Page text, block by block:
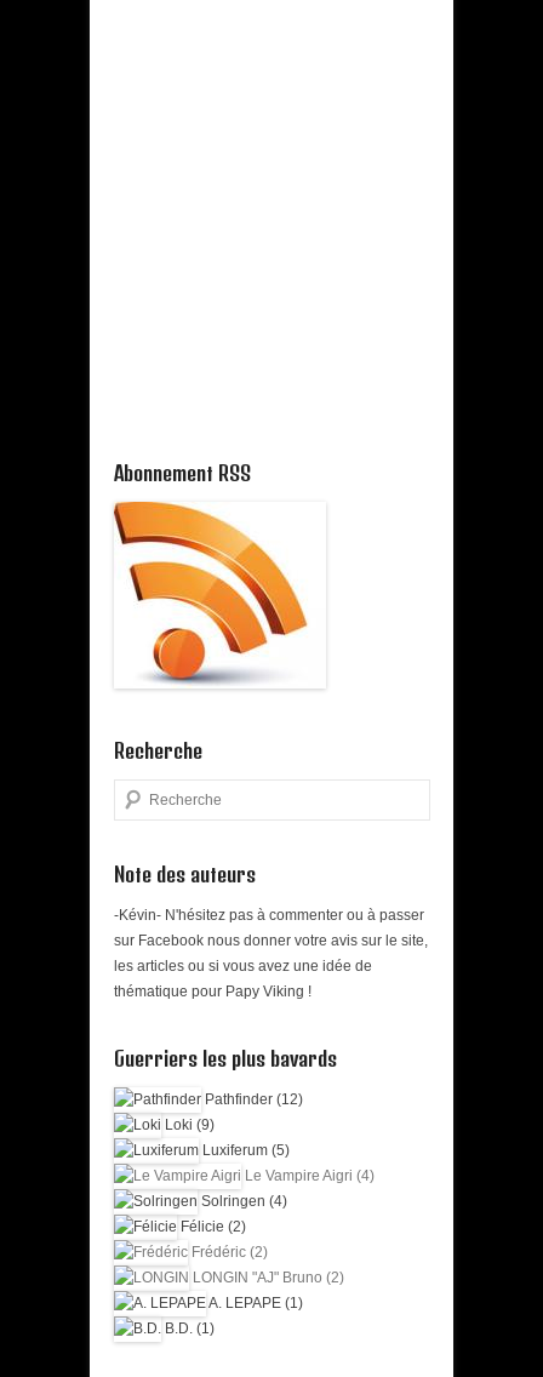
Abonnement RSS
Recherche
Search
Note des auteurs
-Kévin- N'hésitez pas à commenter ou à passer
sur Facebook nous donner votre avis sur le site,
les articles ou si vous avez une idée de
thématique pour Papy Viking !
Guerriers les plus bavards
Pathfinder (12)
Loki (9)
Luxiferum (5)
Le Vampire Aigri (4)
Solringen (4)
Félicie (2)
Frédéric (2)
LONGIN "AJ" Bruno (2)
A. LEPAPE (1)
B.D. (1)